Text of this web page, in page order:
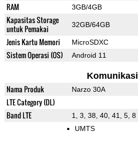
RAM 3GB/4GB
Kapasitas Storage
untuk Pemakai
32GB/64GB
Jenis Kartu Memori MicroSDXC
Sistem Operasi (OS) Android 11
Komunikasi
Nama Produk Narzo 30A
LTE Category (DL)
Band LTE 1, 3, 38, 40, 41, 5, 8
UMTS